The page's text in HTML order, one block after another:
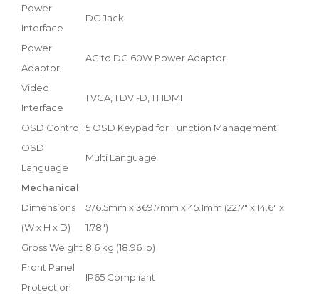
Power
Interface
DC Jack
Power
Adaptor
AC to DC 60W Power Adaptor
Video
Interface
1 VGA, 1 DVI-D, 1 HDMI
OSD Control 5 OSD Keypad for Function Management
OSD
Language
Multi Language
Mechanical
Dimensions
(W x H x D)
576.5mm x 369.7mm x 45.1mm (22.7" x 14.6" x
1.78")
Gross Weight 8.6 kg (18.96 lb)
Front Panel
Protection
IP65 Compliant